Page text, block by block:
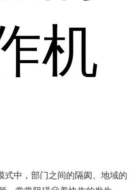
机
式中，部门之间的隔阂、地域的